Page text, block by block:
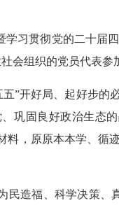
习贯彻党的二十届
会组织的党员代表参
五”开好局、起好步的
巩固良好政治生态
，原原本本学、
民造福、科学决策、